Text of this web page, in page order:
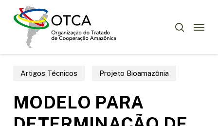
Menu
Artigos Técnicos Projeto Bioamazônia
MODELO PARA